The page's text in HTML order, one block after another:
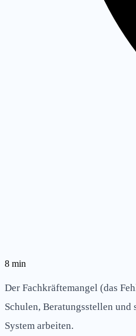
8 min
Der Fachkräftemangel (das
Schulen, Beratungsstellen
System arbeiten.